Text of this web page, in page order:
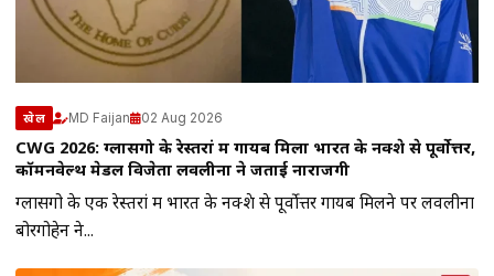
खेल MD Faijan 02 Aug 2026
CWG 2026: ग्लासगो के रेस्तरां में गायब मिला भारत के नक्शे से पूर्वोत्तर,
कॉमनवेल्थ मेडल विजेता लवलीना ने जताई नाराजगी
ग्लासगो के एक रेस्तरां में भारत के नक्शे से पूर्वोत्तर गायब मिलने पर लवलीना
बोरगोहेन ने...